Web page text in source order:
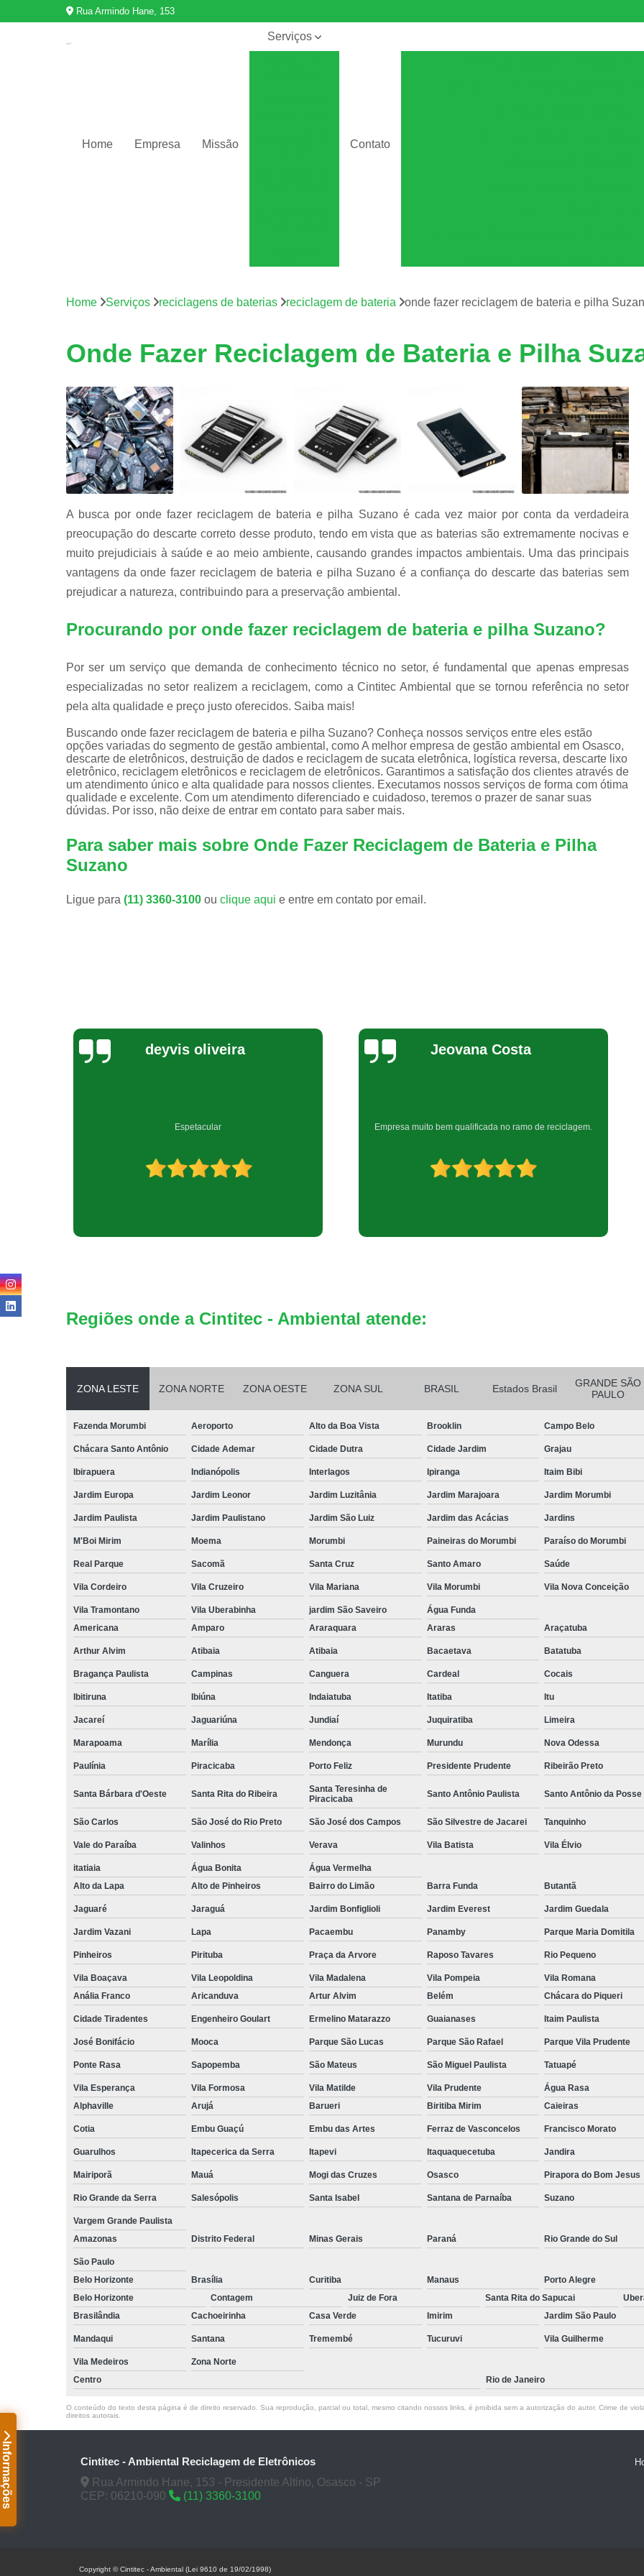
Rua Armindo Hane, 153
Home Empresa Missão
Serviços
de eletrônicos
informática
de baterias
Contato
Descarte Equipamentos de
Destruição de Armazenadores
Destruição de Dados e Hd's
Destruição de Dados Trituração
Destruição de Fita Magnética
Destruição de Documentos
Destruição Documentos Confidenciais
Destruição Documentos
Destruir Documentos Confidenciais
Equipamentos de Informática no Atacado
Equipamentos de Informática para
Equipamentos e Suprimentos de
Empresas Logística Reversa
Logística Reversa de Eletrônicos
Logística Reversa de Reciclagem
Logística Reversa Pós Consumo
Reciclagem de Placas Eletrônicas
Reciclagem Placas
Home Serviços reciclagens de baterias reciclagem de bateria onde fazer reciclagem de bateria e pilha
Onde Fazer Reciclagem de Bateria e Pilha
A busca por onde fazer reciclagem de bateria e pilha Suzano é cada vez maior por conta da verdadeira
preocupação do descarte correto desse produto, tendo em vista que as baterias são extremamente nocivas e
muito prejudiciais à saúde e ao meio ambiente, causando grandes impactos ambientais. Uma das principais
vantagens da onde fazer reciclagem de bateria e pilha Suzano é a confiança do descarte das baterias sem
prejudicar a natureza, contribuindo para a preservação ambiental.
Procurando por onde fazer reciclagem de bateria e pilha Suzano?
Por ser um serviço que demanda de conhecimento técnico no setor, é fundamental que apenas empresas
especializadas no setor realizem a reciclagem, como a Cintitec Ambiental que se tornou referência no setor
pela alta qualidade e preço justo oferecidos. Saiba mais!
Buscando onde fazer reciclagem de bateria e pilha Suzano? Conheça nossos serviços entre eles estão
opções variadas do segmento de gestão ambiental, como A melhor empresa de gestão ambiental em Osasco,
descarte de eletrônicos, destruição de dados e reciclagem de sucata eletrônica, logística reversa, descarte lixo
eletrônico, reciclagem eletrônicos e reciclagem de eletrônicos. Garantimos a satisfação dos clientes através de
um atendimento único e alta qualidade para nossos clientes. Executamos nossos serviços de forma com ótima
qualidade e excelente. Com um atendimento diferenciado e cuidadoso, teremos o prazer de sanar suas
dúvidas. Por isso, não deixe de entrar em contato para saber mais.
Para saber mais sobre Onde Fazer Reciclagem de Bateria e Pilha
Suzano
Ligue para (11) 3360-3100 ou clique aqui e entre em contato por email.
Informações
Jeovana Costa
Empresa muito bem qualificada no ramo de reciclagem.
Bel Araujo
Muito boa
Regiões onde a Cintitec - Ambiental atende:
ZONA LESTE ZONA NORTE ZONA OESTE ZONA SUL BRASIL Estados Brasil
GRANDE SÃO
PAULO
Fazenda Morumbi Aeroporto Alto da Boa Vista Brooklin Campo Belo
Chácara Santo Antônio Cidade Ademar Cidade Dutra Cidade Jardim Grajau
Ibirapuera Indianópolis Interlagos Ipiranga Itaim Bibi
Jardim Europa Jardim Leonor Jardim Luzitânia Jardim Marajoara Jardim Morumbi
Jardim Paulista Jardim Paulistano Jardim São Luiz Jardim das Acácias Jardins
M'Boi Mirim Moema Morumbi Paineiras do Morumbi Paraíso do Morumbi
Real Parque Sacomã Santa Cruz Santo Amaro Saúde
Vila Cordeiro Vila Cruzeiro Vila Mariana Vila Morumbi Vila Nova Conceição
Vila Tramontano Vila Uberabinha jardim São Saveiro
Água Funda
Americana
Amparo Araraquara Araras Araçatuba
Arthur Alvim Atibaia Atibaia Bacaetava Batatuba
Bragança Paulista Campinas Canguera Cardeal Cocais
Ibitiruna Ibiúna Indaiatuba Itatiba Itu
Jacareí Jaguariúna Jundiaí Juquiratiba Limeira
Marapoama Marília Mendonça Murundu Nova Odessa
Paulínia Piracicaba Porto Feliz Presidente Prudente Ribeirão Preto
Santa Bárbara d'Oeste Santa Rita do Ribeira
Santa Teresinha de
Piracicaba
Santo Antônio Paulista Santo Antônio da Posse
São Carlos São José do Rio Preto São José dos Campos São Silvestre de Jacarei Tanquinho
Vale do Paraíba Valinhos Verava Vila Batista Vila Élvio
itatiaia Água Bonita
Água Vermelha
Alto da Lapa
Alto de Pinheiros Bairro do Limão Barra Funda Butantã
Jaguaré Jaraguá Jardim Bonfiglioli Jardim Everest Jardim Guedala
Jardim Vazani Lapa Pacaembu Panamby Parque Maria Domitila
Pinheiros Pirituba Praça da Arvore Raposo Tavares Rio Pequeno
Vila Boaçava Vila Leopoldina Vila Madalena Vila Pompeia Vila Romana
Anália Franco
Aricanduva Artur Alvim Belém Chácara do Piqueri
Cidade Tiradentes Engenheiro Goulart Ermelino Matarazzo Guaianases Itaim Paulista
José Bonifácio Mooca Parque São Lucas Parque São Rafael Parque Vila Prudente
Ponte Rasa Sapopemba São Mateus São Miguel Paulista Tatuapé
Vila Esperança Vila Formosa Vila Matilde Vila Prudente
Água Rasa
Alphaville
Arujá Barueri Biritiba Mirim Caieiras
Cotia Embu Guaçú Embu das Artes Ferraz de Vasconcelos Francisco Morato
Guarulhos Itapecerica da Serra Itapevi Itaquaquecetuba Jandira
Mairiporã Mauá Mogi das Cruzes Osasco Pirapora do Bom Jesus
Rio Grande da Serra Salesópolis Santa Isabel Santana de Parnaíba Suzano
Vargem Grande Paulista
Amazonas
Distrito Federal Minas Gerais Paraná Rio Grande do Sul
São Paulo
Belo Horizonte
Brasília Curitiba Manaus Porto Alegre
Belo Horizonte
Contagem Juiz de Fora Santa Rita do Sapucai
Brasilândia
Cachoeirinha Casa Verde Imirim Jardim São Paulo
Mandaqui Santana Tremembé Tucuruvi Vila Guilherme
Vila Medeiros
Zona Norte
Centro
Rio de Janeiro
O conteúdo do texto desta página é de direito reservado. Sua reprodução, parcial ou total, mesmo citando nossos links, é proibida sem a autorização do autor. Crime de
direitos autorais
Cintitec - Ambiental Reciclagem de Eletrônicos
Rua Armindo Hane, 153 - Presidente Altino, Osasco - SP
CEP: 06210-090
(11) 3360-3100
Copyright © Cintitec - Ambiental (Lei 9610 de 19/02/1998)